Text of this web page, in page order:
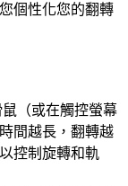
個性化您的翻轉
（或在觸控螢幕
間越長，翻轉越
控制旋轉和軌